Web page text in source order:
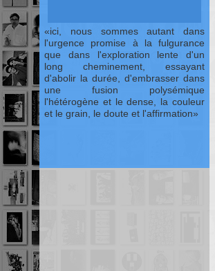
ici, nous sommes autant dans
l'urgence promise à la fulgurance
que dans l'exploration lente d'un
long cheminement, essayant
d'abolir la durée, d'embrasser dans
une fusion polysémique
l'hétérogène et le dense, la couleur
et le grain, le doute et l'affirmation